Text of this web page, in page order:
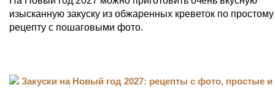
изысканную закуску из обжаренных креветок по простому
рецепту с пошаговыми фото.